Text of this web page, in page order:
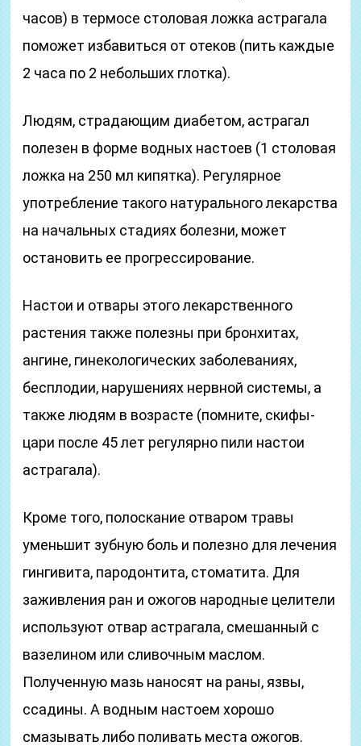
часов) в термосе столовая ложка астрагала
поможет избавиться от отеков (пить каждые
2 часа по 2 небольших глотка).
Людям, страдающим диабетом, астрагал
полезен в форме водных настоев (1 столовая
ложка на 250 мл кипятка). Регулярное
употребление такого натурального лекарства
на начальных стадиях болезни, может
остановить ее прогрессирование.
Настои и отвары этого лекарственного
растения также полезны при бронхитах,
ангине, гинекологических заболеваниях,
бесплодии, нарушениях нервной системы, а
также людям в возрасте (помните, скифы-
цари после 45 лет регулярно пили настои
астрагала).
Кроме того, полоскание отваром травы
уменьшит зубную боль и полезно для лечения
гингивита, пародонтита, стоматита. Для
заживления ран и ожогов народные целители
используют отвар астрагала, смешанный с
вазелином или сливочным маслом.
Полученную мазь наносят на раны, язвы,
ссадины. А водным настоем хорошо
смазывать либо поливать места ожогов.